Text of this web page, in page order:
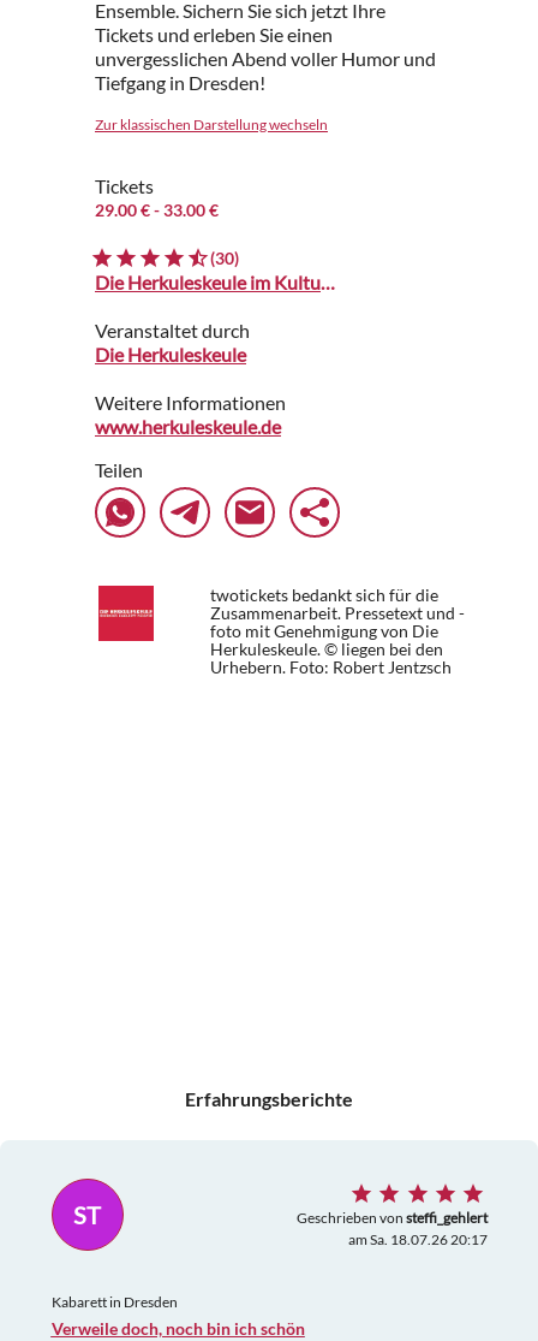
Ensemble. Sichern Sie sich jetzt Ihre
Tickets und erleben Sie einen
unvergesslichen Abend voller Humor und
Tiefgang in Dresden!
Zur klassischen Darstellung wechseln
Tickets
29.00 €- 33.00 €
(30)
Die Herkuleskeule im Kulturpalast
Veranstaltet durch
Die Herkuleskeule
Weitere Informationen
www.herkuleskeule.de
Teilen
twotickets bedankt sich für die
Zusammenarbeit. Pressetext und -
foto mit Genehmigung von Die
Herkuleskeule. © liegen bei den
Urhebern. Foto: Robert Jentzsch
Erfahrungsberichte
ST Geschrieben von steffi_gehlert
am Sa. 18.07.26 20:17
Kabarett in Dresden
Verweile doch, noch bin ich schön